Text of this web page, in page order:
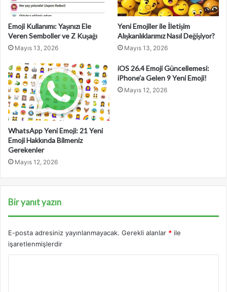
i
g
i
i
n
i
z
Emoji Kullanımı: Yaşınızı Ele
Veren Semboller ve Z Kuşağı
Mayıs 13, 2026
Yeni Emojiler ile İletişim
Alışkanlıklarımız Nasıl Değişiyor?
Mayıs 13, 2026
WhatsApp Yeni Emoji: 21 Yeni
Emoji Hakkında Bilmeniz
Gerekenler
Mayıs 12, 2026
iOS 26.4 Emoji Güncellemesi:
iPhone’a Gelen 9 Yeni Emoji!
Mayıs 12, 2026
Bir yanıt yazın
E-posta adresiniz yayınlanmayacak. Gerekli alanlar * ile
işaretlenmişlerdir